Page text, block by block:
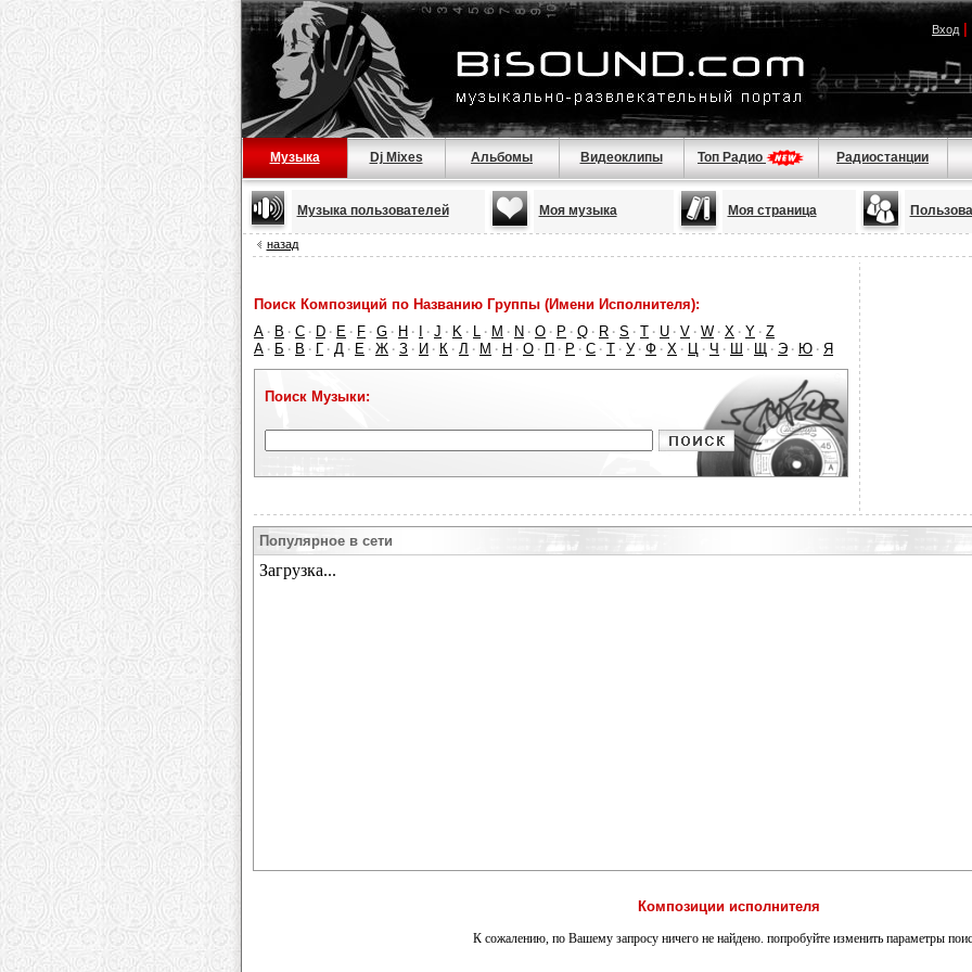
Вход|
Музыка Dj Mixes Альбомы Видеоклипы Топ Радио Радиостанции
Музыка пользователей Моя музыка Моя страница
назад
Поиск Композиций по Названию Группы (Имени Исполнителя):
A · B · C · D · E · F · G · H · · J · K · L · M · N · O · P · Q · R · S · T · U · V · W · X · Y · Z
А · Б · В · Г · Д · Е · Ж · З · И · К · Л · М · Н · О · П · Р · С · Т · У · Ф · Х · Ц · Ч · Ш · Щ · Э · Ю · Я
Поиск Музыки:
Популярное в сети
Композиции исполнителя
К сожалению, по Вашему запросу ничего не найдено. попробуйте изменить параметры